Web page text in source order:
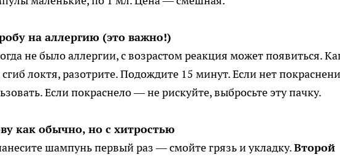
на аллергию (это важно!)
не было аллергии, с возрастом реакция может появиться.
локтя, разотрите. Подождите 15 минут. Если нет
Если покраснело — не рискуйте, выбросьте эту пачку.
как обычно, но с хитростью
шампунь первый раз — смойте грязь и укладку.Второй